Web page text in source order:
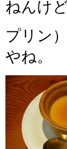
ねんけ
プリン
やね。